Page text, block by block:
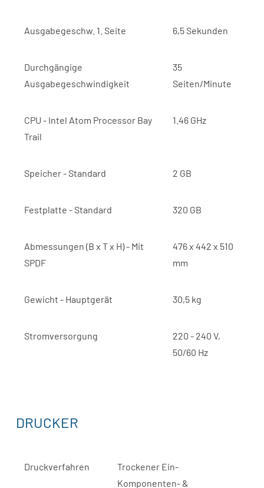
Ausgabegeschw. 1. Seite 6,5 Sekunden
Durchgängige
Ausgabegeschwindigkeit
35
Seiten/Minute
CPU - Intel Atom Processor Bay
Trail
1.46 GHz
Speicher - Standard 2 GB
Festplatte - Standard 320 GB
Abmessungen (B x T x H) - Mit
SPDF
476 x 442 x 510
mm
Gewicht - Hauptgerät 30,5 kg
Stromversorgung
220 - 240 V,
50/60 Hz
DRUCKER
Druckverfahren
Trockener Ein-
Komponenten- &